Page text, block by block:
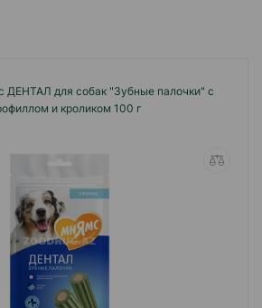
ДЕНТАЛ для собак "Зубные палочки" с
и кроликом 100 г